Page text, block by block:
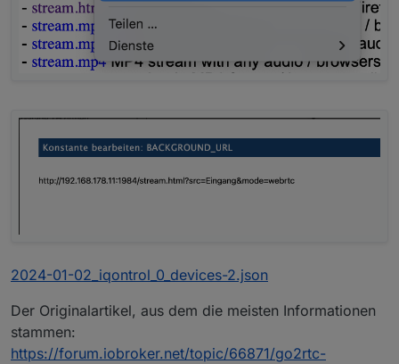
2024-01-02_iqontrol_0_devices-2.json
Der Originalartikel, aus dem die meisten Informationen
stammen:
https://forum.iobroker.net/topic/66871/go2rtc-